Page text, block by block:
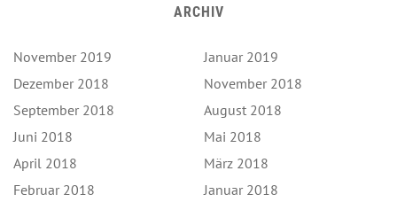
ARCHIV
November 2019
Januar 2019
Dezember 2018
November 2018
September 2018
August 2018
Juni 2018
Mai 2018
April 2018
März 2018
Februar 2018
Januar 2018